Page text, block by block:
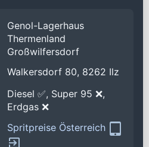
Genol-Lagerhaus
Thermenland
Großwilfersdorf
Walkersdorf 80, 8262 Ilz
Diesel ✅, Super 95 ❌,
Erdgas ❌
Spritpreise Österreich